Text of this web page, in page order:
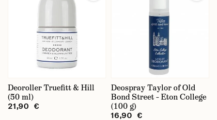
Deoroller Truefitt & Hill
(50 ml)
21,90 €
Deospray Taylor of Old
Bond Street – Eton College
(100 g)
16,90 €